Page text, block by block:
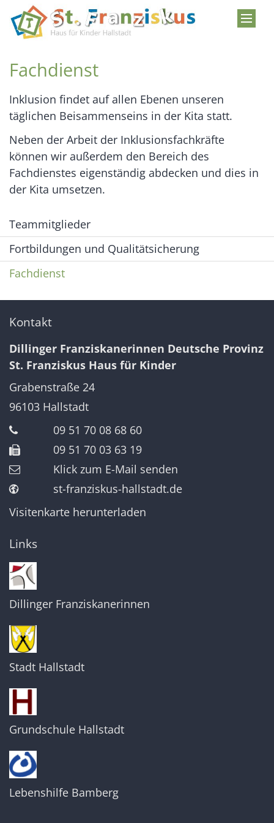
Zum Inhalt springen
Fachdienst
Inklusion findet auf allen Ebenen unseren
täglichen Beisammenseins in der Kita statt.
Neben der Arbeit der Inklusionsfachkräfte
können wir außerdem den Bereich des
Fachdienstes eigenständig abdecken und dies in
der Kita umsetzen.
Teammitglieder
Fortbildungen und Qualitätsicherung
Fachdienst
Kontakt
Dillinger Franziskanerinnen Deutsche Provinz
St. Franziskus Haus für Kinder
Grabenstraße 24
96103 Hallstadt
09 51 70 08 68 60
09 51 70 03 63 19
Klick zum E-Mail senden
st-franziskus-hallstadt.de
Visitenkarte herunterladen
Links
Dillinger Franziskanerinnen
Stadt Hallstadt
Grundschule Hallstadt
Lebenshilfe Bamberg